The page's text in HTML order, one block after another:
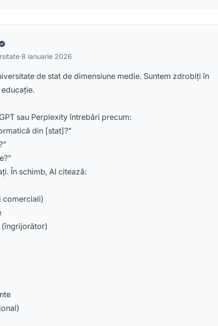
·8 ianuarie 2026
de stat de dimensiune medie. Suntem zdrobiți în
sau Perplexity întrebări precum:
din [stat]?”
În schimb, AI citează:
comerciali)